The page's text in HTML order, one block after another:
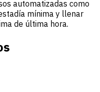
automatizadas como
mínima y llenar
de última hora.